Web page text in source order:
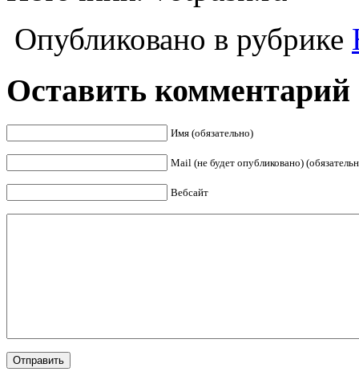
Опубликовано в рубрике
Оставить комментарий
Имя (обязательно)
Mail (не будет опубликовано)
Вебсайт